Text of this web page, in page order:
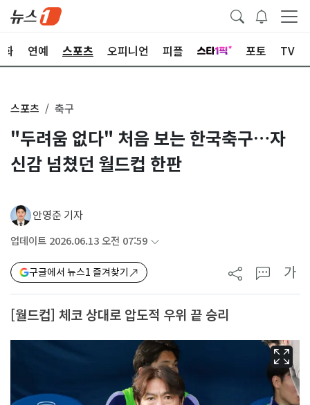
화 연예 스포츠 오피니언 피플 포토 TV
스포츠 축구
"두려움 없다" 처음 보는 한국축구…자
신감 넘쳤던 월드컵 한판
안영준 기자
업데이트 2026.06.13 오전 07:59
구글에서 뉴스1 즐겨찾기 가
[월드컵] 체코 상대로 압도적 우위 끝 승리